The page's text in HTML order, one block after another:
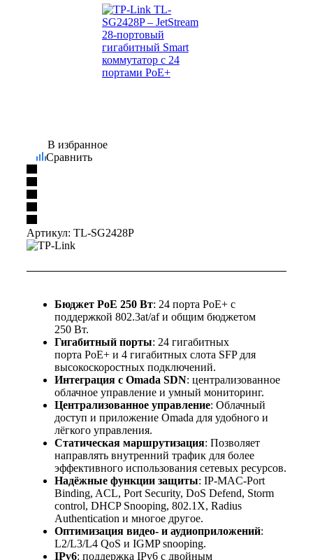
В избранное
Сравнить
Артикул: TL-SG2428P
Бюджет PoE 250 Вт: 24 порта PoE+ с
поддержкой 802.3at/af и общим бюджетом
250 Вт.
Гигабитный порты: 24 гигабитных
порта PoE+ и 4 гигабитных слота SFP для
высокоскоростных подключений.
Интеграция с Omada SDN: централизованное
облачное управление и умный мониторинг.
Централизованное управление: Облачный
доступ и приложение Omada для удобного и
лёгкого управления.
Статическая маршрутизация: Позволяет
направлять внутренний трафик для более
эффективного использования сетевых ресурсов.
Надёжные функции защиты: IP-MAC-Port
Binding, ACL, Port Security, DoS Defend, Storm
control, DHCP Snooping, 802.1X, Radius
Authentication и многое другое.
Оптимизация видео- и аудиоприложений:
L2/L3/L4 QoS и IGMP snooping.
IPv6: поддержка IPv6 с двойным